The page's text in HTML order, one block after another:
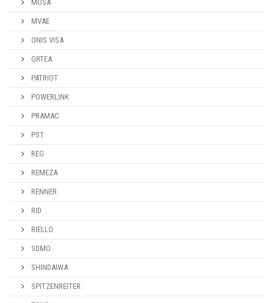
MOSA
MVAE
ONIS VISA
ORTEA
PATRIOT
POWERLINK
PRAMAC
PST
REG
REMEZA
RENNER
RID
RIELLO
SDMO
SHINDAIWA
SPITZENREITER